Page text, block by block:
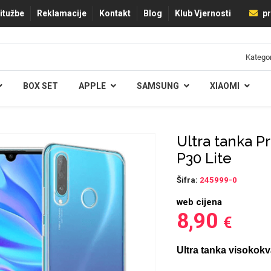
Reklamacije Kontakt Blog Klub Vjernosti
BOX SET APPLE SAMSUNG XIAOMI
Ultra tanka
P30 Lite
Šifra: 245999-0
web cijena
8,90 €
Ultra tanka